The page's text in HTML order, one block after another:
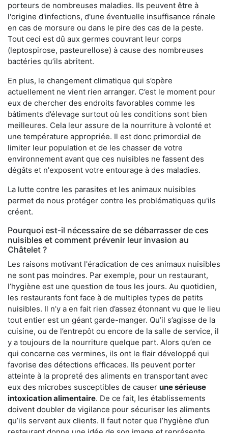
porteurs de nombreuses maladies. Ils peuvent être à
l'origine d'infections, d'une éventuelle insuffisance rénale
en cas de morsure ou dans le pire des cas de la peste.
Tout ceci est dû aux germes couvrant leur corps
(leptospirose, pasteurellose) à cause des nombreuses
bactéries qu’ils abritent.
En plus, le changement climatique qui s’opère
actuellement ne vient rien arranger. C’est le moment pour
eux de chercher des endroits favorables comme les
bâtiments d’élevage surtout où les conditions sont bien
meilleures. Cela leur assure de la nourriture à volonté et
une température appropriée. Il est donc primordial de
limiter leur population et de les chasser de votre
environnement avant que ces nuisibles ne fassent des
dégâts et n'exposent votre entourage à des maladies.
La lutte contre les parasites et les animaux nuisibles
permet de nous protéger contre les problématiques qu'ils
créent.
Pourquoi est-il nécessaire de se débarrasser de ces
nuisibles et comment prévenir leur invasion au
Châtelet ?
Les raisons motivant l'éradication de ces animaux nuisibles
ne sont pas moindres. Par exemple, pour un restaurant,
l’hygiène est une question de tous les jours. Au quotidien,
les restaurants font face à de multiples types de petits
nuisibles. Il n’y a en fait rien d’assez étonnant vu que le lieu
tout entier est un géant garde-manger. Qu’il s’agisse de la
cuisine, ou de l’entrepôt ou encore de la salle de service, il
y a toujours de la nourriture quelque part. Alors qu’en ce
qui concerne ces vermines, ils ont le flair développé qui
favorise des détections efficaces. Ils peuvent porter
atteinte à la propreté des aliments en transportant avec
eux des microbes susceptibles de causer une sérieuse
intoxication alimentaire. De ce fait, les établissements
doivent doubler de vigilance pour sécuriser les aliments
qu’ils servent aux clients. Il faut noter que l’hygiène d’un